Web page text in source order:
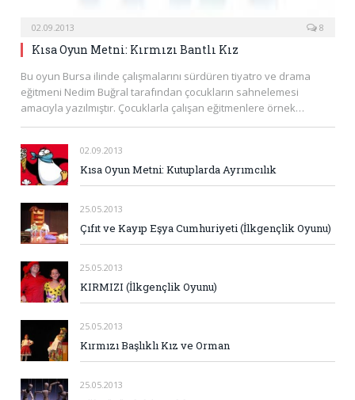
02.09.2013 8
Kısa Oyun Metni: Kırmızı Bantlı Kız
Bu oyun Bursa ilinde çalışmalarını sürdüren tiyatro ve drama
eğitmeni Nedim Buğral tarafından çocukların sahnelemesi
amacıyla yazılmıştır. Çocuklarla çalışan eğitmenlere örnek…
02.09.2013
Kısa Oyun Metni: Kutuplarda Ayrımcılık
25.05.2013
Çıfıt ve Kayıp Eşya Cumhuriyeti (İlkgençlik Oyunu)
25.05.2013
KIRMIZI (İlkgençlik Oyunu)
25.05.2013
Kırmızı Başlıklı Kız ve Orman
25.05.2013